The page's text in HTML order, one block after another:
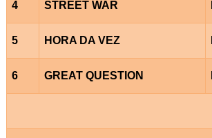
4 STREET WAR
5 HORA DA VEZ
6 GREAT QUESTION